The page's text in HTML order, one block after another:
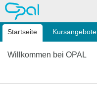
OPAL
Startseite Kursangebote
Willkommen bei OPAL